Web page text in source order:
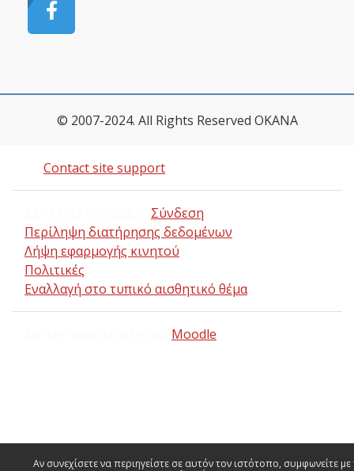
© 2007-2024. All Rights Reserved OKANA
Contact site support
Σύνδεση
Περίληψη διατήρησης δεδομένων
Λήψη εφαρμογής κινητού
Πολιτικές
Εναλλαγή στο τυπικό αισθητικό θέμα
Moodle
Αν συνεχίσετε να περιηγείστε σε αυτόν τον ιστότοπο, συμφωνείτε με